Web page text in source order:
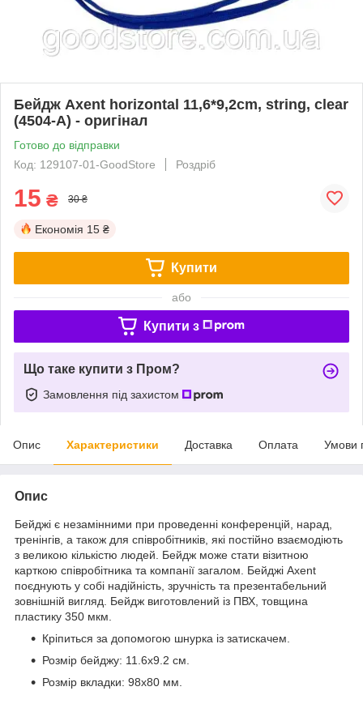
Бейдж Axent horizontal 11,6*9,2cm, string, clear
(4504-А) - оригінал
Готово до відправки
Код: 129107-01-GoodStore
Роздріб
15 ₴ 30 ₴
Економія 15 ₴
Купити
або
Купити з
Що таке купити з Пром?
Замовлення під захистом
Опис Характеристики Доставка Оплата Умови
Опис
Бейджі є незамінними при проведенні конференцій, нарад,
тренінгів, а також для співробітників, які постійно взаємодіють
з великою кількістю людей. Бейдж може стати візитною
карткою співробітника та компанії загалом. Бейджі Axent
поєднують у собі надійність, зручність та презентабельний
зовнішній вигляд. Бейдж виготовлений із ПВХ, товщина
пластику 350 мкм.
Кріпиться за допомогою шнурка із затискачем.
Розмір бейджу: 11.6x9.2 см.
Розмір вкладки: 98х80 мм.